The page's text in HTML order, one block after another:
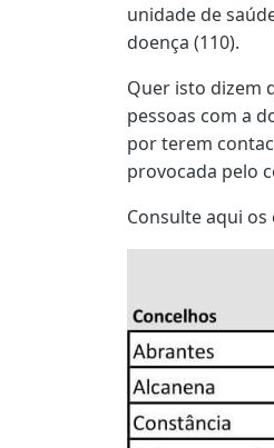
unidade de
doença (110).
Quer isto dizem
pessoas com a
por terem
provocada pelo
Consulte aqui